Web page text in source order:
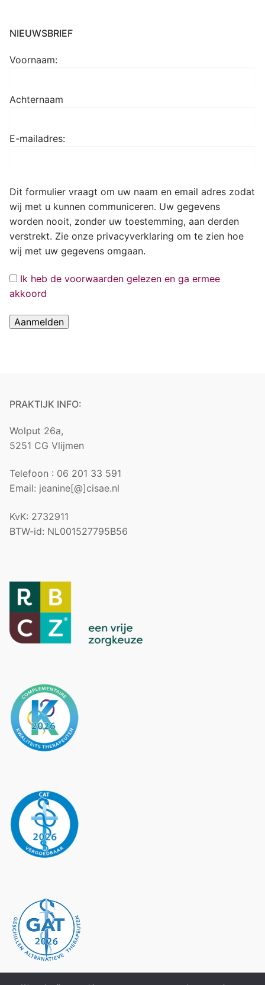
NIEUWSBRIEF
Voornaam:
Achternaam
E-mailadres:
Dit formulier vraagt om uw naam en email adres zodat
wij met u kunnen communiceren. Uw gegevens
worden nooit, zonder uw toestemming, aan derden
verstrekt. Zie onze privacyverklaring om te zien hoe
wij met uw gegevens omgaan.
Ik heb de voorwaarden gelezen en ga ermee
akkoord
PRAKTIJK INFO:
Wolput 26a,
5251 CG Vlijmen
Telefoon : 06 201 33 591
Email: jeanine[@]cisae.nl
KvK: 2732911
BTW-id: NL001527795B56